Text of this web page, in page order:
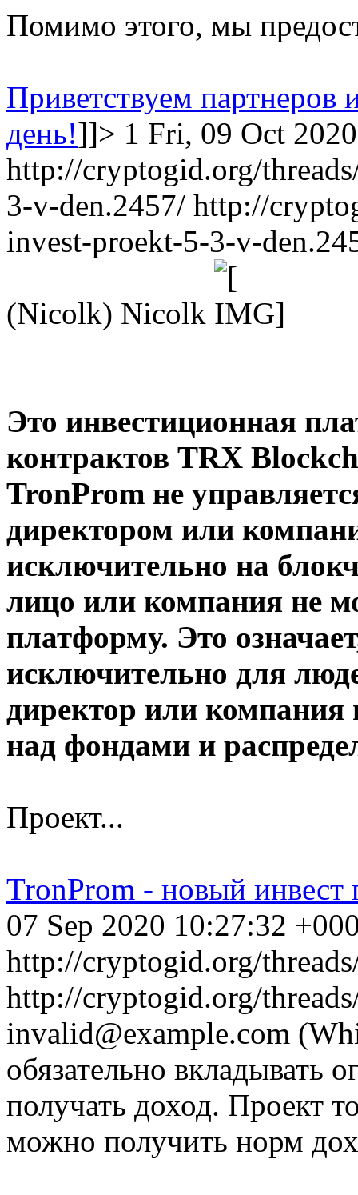
Помимо этого, мы
Приветствуем партнеров
день!]]> 1 Fri, 09 Oct
http://cryptogid.org/
3-v-den.2457/ http://
invest-proekt-5-3-v-
(Nicolk) Nicolk
Это инвестиционная
контрактов TRX
TronProm не
директором или
исключительно на
лицо или компания не
платформу. Это
исключительно для
директор или компания
над фондами и
Проект...
TronProm - новый инвест
07 Sep 2020 10:27:32
http://cryptogid.org/
http://cryptogid.org/
invalid@example.com
обязательно вкладывать
получать доход. Проект
можно получить норм